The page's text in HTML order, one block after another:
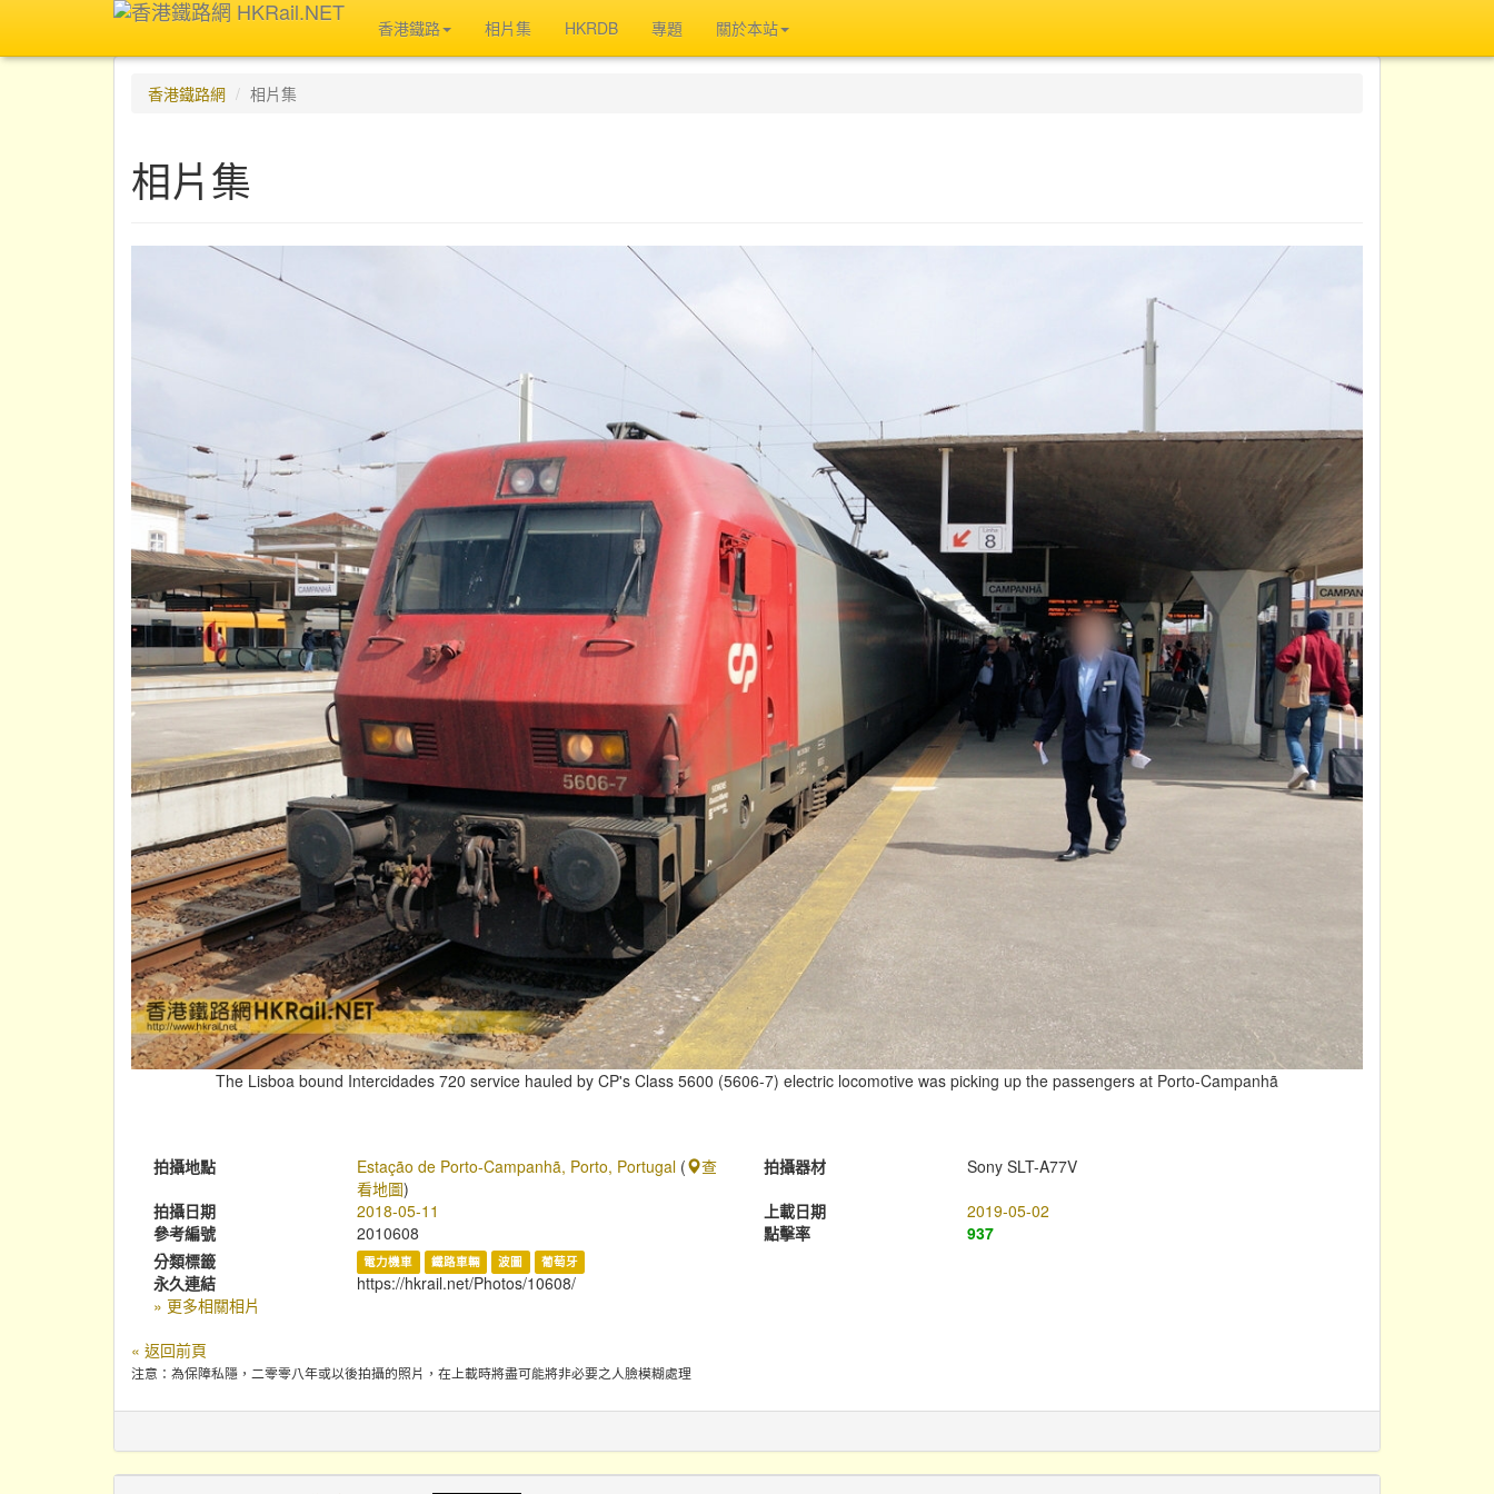
香港鐵路 相片集 HKRDB 專題 關於本站
香港鐵路網 相片集
相片集
The Lisboa bound Intercidades 720 service hauled by CP's Class 5600 (5606-7) electric locomotive was picking up the passengers at Porto-Campanhã
拍攝地點 Estação de Porto-Campanhã, Porto, Portugal (
查
看地圖)
拍攝器材
Sony SLT-A77V
拍攝日期
2018-05-11 上載日期
2019-05-02
參考編號
2010608 點擊率
937
分類標籤
電力機車 鐵路車輛 波圖 葡萄牙
永久連結
https://hkrail.net/Photos/10608/
» 更多相關相片
« 返回前頁
注意：為保障私隱，二零零八年或以後拍攝的照片，在上載時將盡可能將非必要之人臉模糊處理